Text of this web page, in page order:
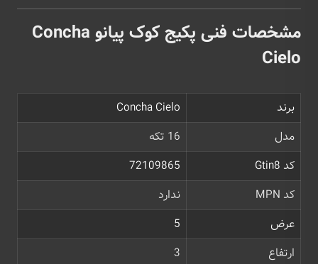
مشخصات فنی پکیج کوک پیانو Concha
Cielo
برند
Concha Cielo
مدل
16 تکه
کد Gtin8
72109865
کد MPN
ندارد
عرض
5
ارتفاع
3